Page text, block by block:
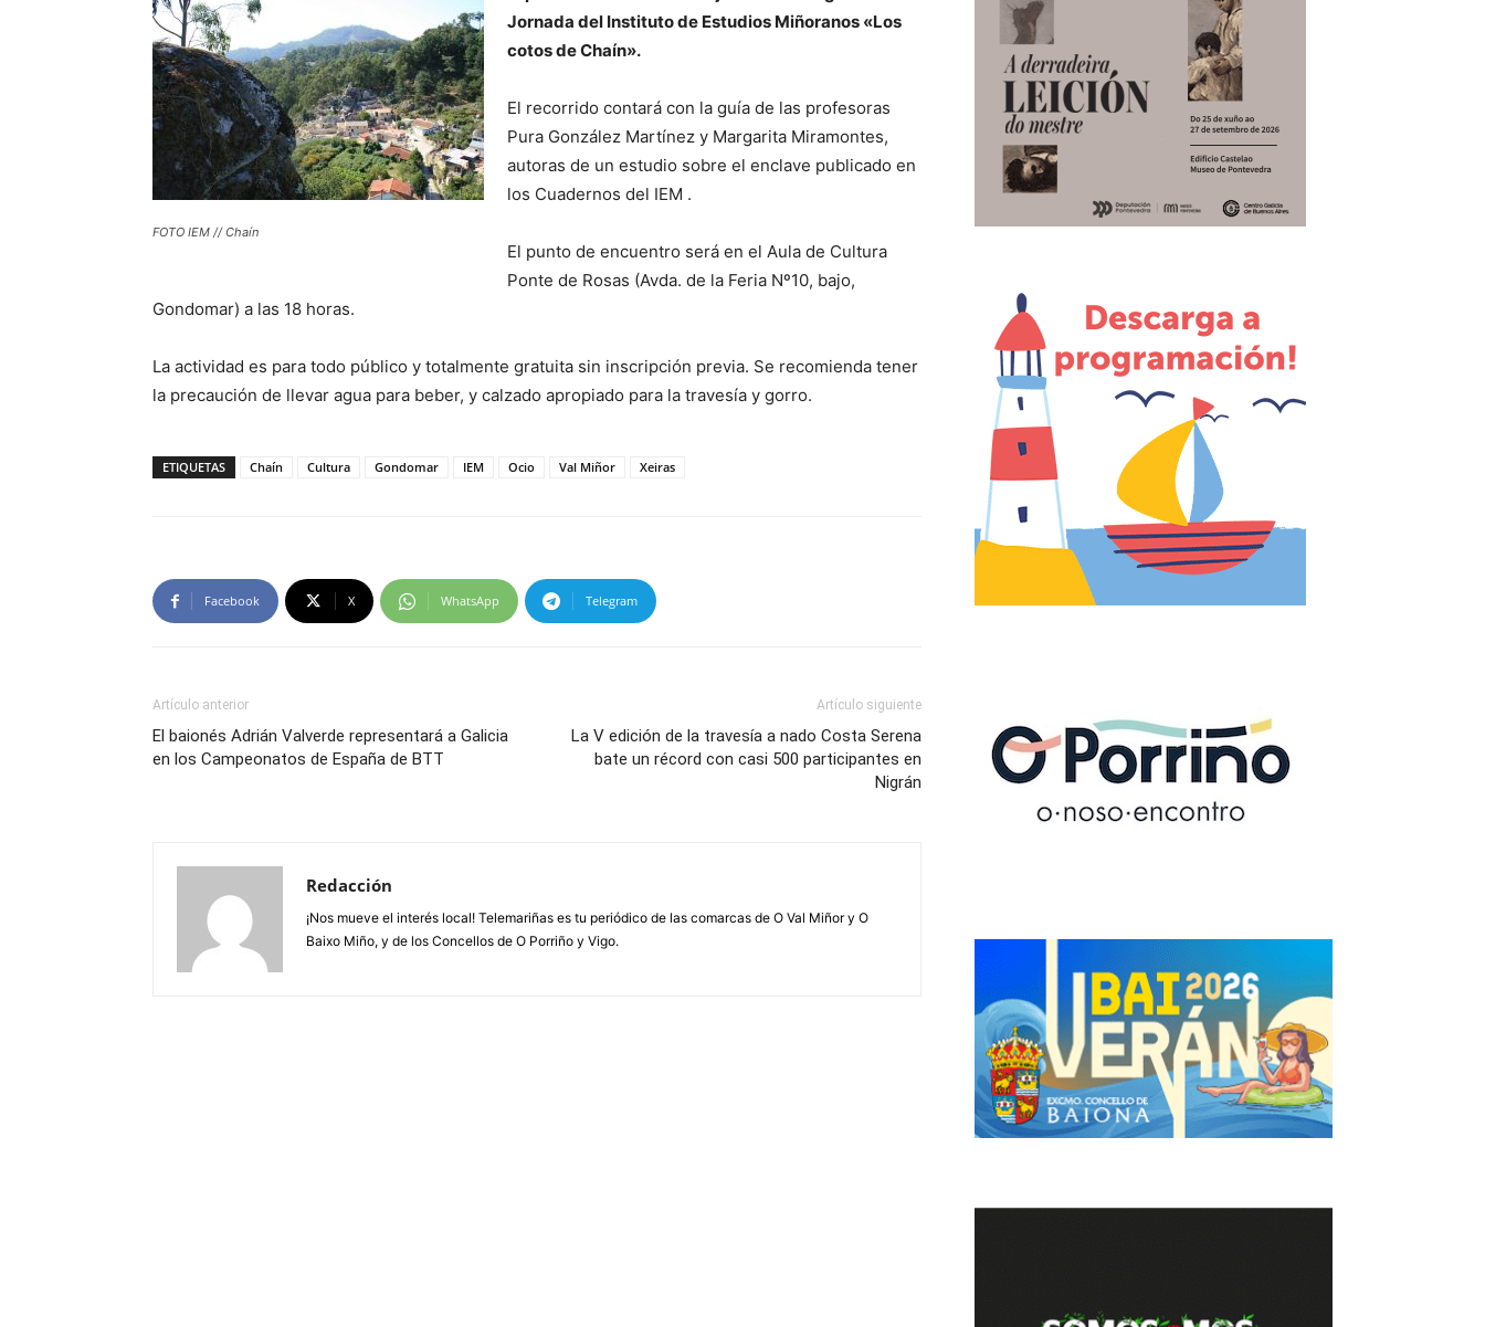
FOTO IEM // Chaín
Jornada del Instituto de Estudios Miñoranos «Los
cotos de Chaín».
El recorrido contará con la guía de las profesoras
Pura González Martínez y Margarita Miramontes,
autoras de un estudio sobre el enclave publicado en
los Cuadernos del IEM .
El punto de encuentro será en el Aula de Cultura
Ponte de Rosas (Avda. de la Feria Nº10, bajo,
Gondomar) a las 18 horas.
La actividad es para todo público y totalmente gratuita sin inscripción previa. Se recomienda tener
la precaución de llevar agua para beber, y calzado apropiado para la travesía y gorro.
ETIQUETAS Chaín Cultura Gondomar IEM Ocio Val Miñor Xeiras
Facebook X WhatsApp Telegram
Artículo anterior
El baionés Adrián Valverde representará a Galicia
en los Campeonatos de España de BTT
Artículo siguiente
La V edición de la travesía a nado Costa Serena
bate un récord con casi 500 participantes en
Nigrán
Redacción
¡Nos mueve el interés local! Telemariñas es tu periódico de las comarcas de O Val Miñor y O
Baixo Miño, y de los Concellos de O Porriño y Vigo.